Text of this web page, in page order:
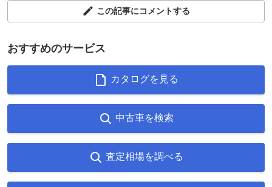
この記事にコメントする
おすすめのサービス
カタログを見る
中古車を検索
査定相場を調べる